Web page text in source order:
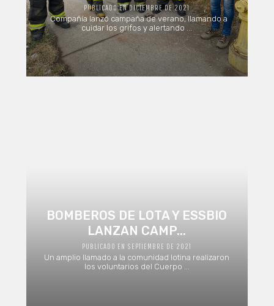
PUBLICADO EN DICIEMBRE DE 2021
Compañía lanzó campaña de verano, llamando a
cuidar los grifos y alertando ...
BOMBEROS DE LOTA Y ESSBIO
LANZAN CAMP...
PUBLICADO EN SEPTIEMBRE DE 2021
Un amplio llamado a la comunidad lotina realizaron
los voluntarios del Cuerpo ...